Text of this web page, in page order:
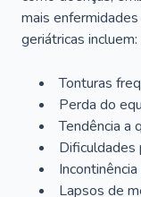
mais
geriátricas incluem:
Tonturas
Perda do
Tendência a
Dificuldades
Lapsos de